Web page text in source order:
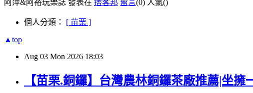
阿萍&阿裕玩樂誌 發表在 痞客邦 留言(0) 人氣()
個人分類： [ 苗栗 ]
▲top
Aug 03 Mon 2026 18:03
【苗栗.銅鑼】台灣農林銅鑼茶廠推薦|坐